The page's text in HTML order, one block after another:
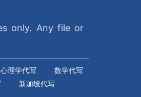
only. Any file or
心理学代写
数学代写
新加坡代写